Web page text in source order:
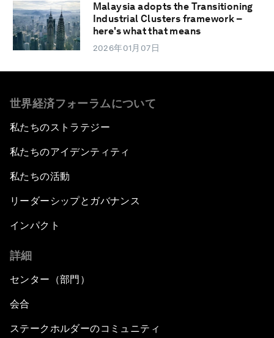
Malaysia adopts the Transitioning
Industrial Clusters framework –
here's what that means
2026年01月07日
世界経済フォーラムについて
私たちのストラテジー
私たちのアイデンティティ
私たちの活動
リーダーシップとガバナンス
インパクト
詳細
センター（部門）
会合
ステークホルダーのコミュニティ